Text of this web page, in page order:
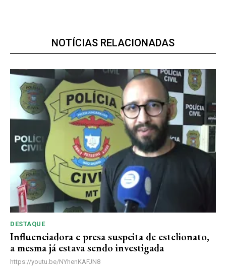
NOTÍCIAS RELACIONADAS
DESTAQUE
Influenciadora e presa suspeita de estelionato,
a mesma já estava sendo investigada
https://youtu.be/NYhenKAFJN8